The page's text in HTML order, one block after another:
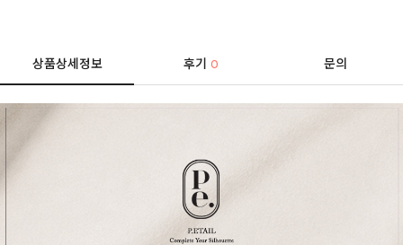
상품상세정보 후기0 문의